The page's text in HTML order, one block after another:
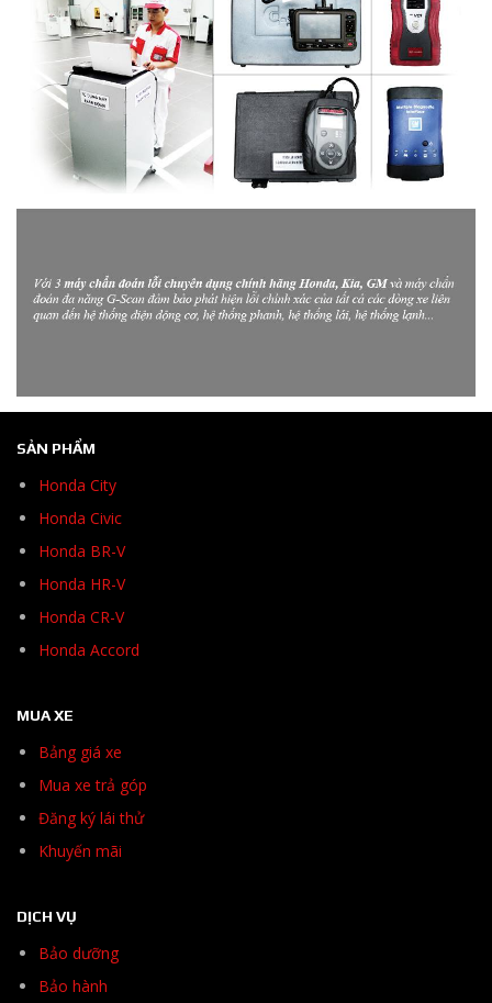
SẢN PHẨM
Honda City
Honda Civic
Honda BR-V
Honda HR-V
Honda CR-V
Honda Accord
MUA XE
Bảng giá xe
Mua xe trả góp
Đăng ký lái thử
Khuyến mãi
DỊCH VỤ
Bảo dưỡng
Bảo hành